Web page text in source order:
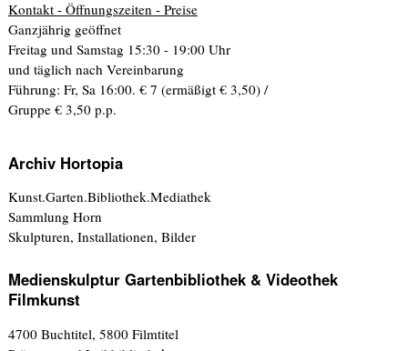
Kontakt - Öffnungszeiten - Preise
Ganzjährig geöffnet
Freitag und Samstag 15:30 - 19:00 Uhr
und täglich nach Vereinbarung
Führung: Fr, Sa 16:00. € 7 (ermäßigt € 3,50) /
Gruppe € 3,50 p.p.
Archiv Hortopia
Kunst.Garten.Bibliothek.Mediathek
Sammlung Horn
Skulpturen, Installationen, Bilder
Medienskulptur Gartenbibliothek & Videothek
Filmkunst
4700 Buchtitel, 5800 Filmtitel